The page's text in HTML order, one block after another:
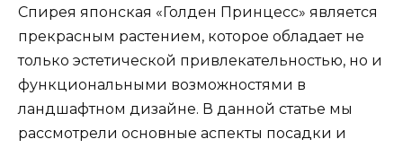
Спирея японская «Голден Принцесс» является
прекрасным растением, которое обладает не
только эстетической привлекательностью, но и
функциональными возможностями в
ландшафтном дизайне. В данной статье мы
рассмотрели основные аспекты посадки и